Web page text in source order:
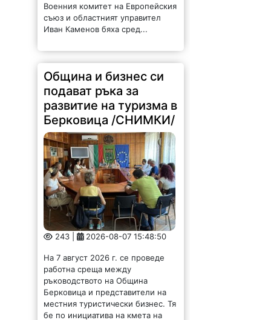
Община и бизнес си
подават ръка за
развитие на туризма в
Берковица /СНИМКИ/
243 | 2026-08-07 15:48:50
На 7 август 2026 г. се проведе
работна среща между
ръководството на Община
Берковица и представители на
местния туристически бизнес. Тя
бе по инициатива на кмета на
община Берковица Радослав
Найденов...